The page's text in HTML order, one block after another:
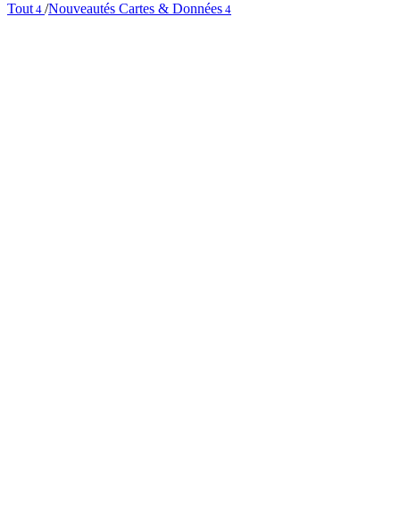
Tout4 /Nouveautés Cartes & Données 4